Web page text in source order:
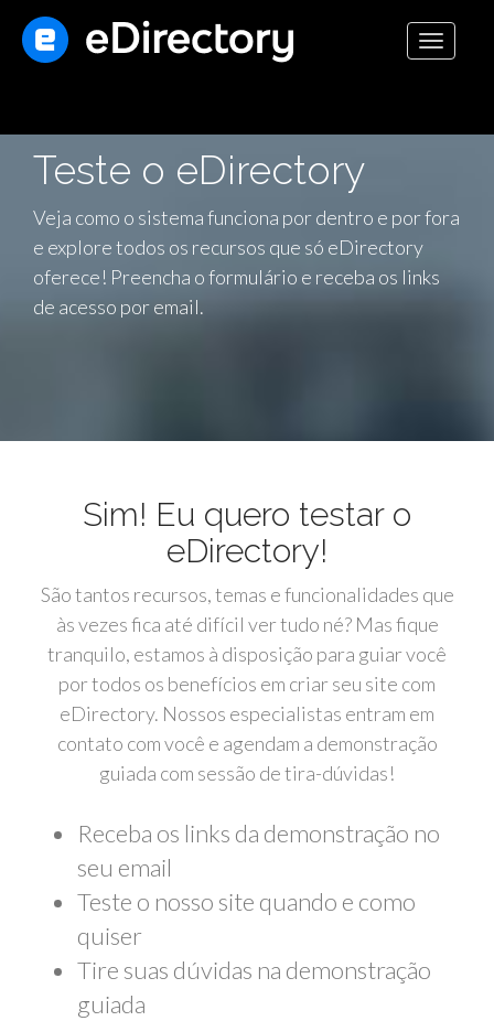
Toggle
Teste o eDirectory
Veja como o sistema funciona por dentro e por fora
e explore todos os recursos que só eDirectory
oferece! Preencha o formulário e receba os links
de acesso por email.
Sim! Eu quero testar o
eDirectory!
São tantos recursos, temas e funcionalidades que
às vezes fica até difícil ver tudo né? Mas fique
tranquilo, estamos à disposição para guiar você
por todos os benefícios em criar seu site com
eDirectory. Nossos especialistas entram em
contato com você e agendam a demonstração
guiada com sessão de tira-dúvidas!
Receba os links da demonstração no
seu email
Teste o nosso site quando e como
quiser
Tire suas dúvidas na demonstração
guiada